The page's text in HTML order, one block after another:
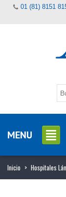
01 (81) 8151
MENU
Inicio > Hospitales